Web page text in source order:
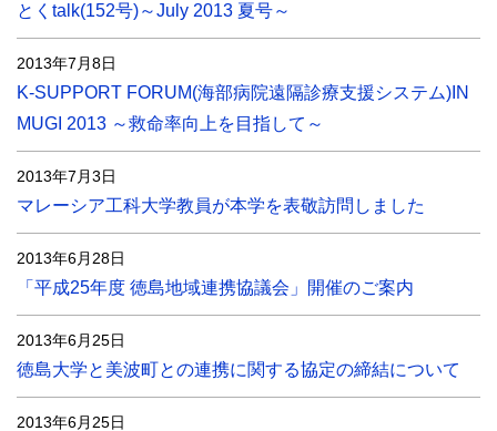
とくtalk(152号)～July 2013 夏号～
2013年7月8日
K-SUPPORT FORUM(海部病院遠隔診療支援システム)IN
MUGI 2013 ～救命率向上を目指して～
2013年7月3日
マレーシア工科大学教員が本学を表敬訪問しました
2013年6月28日
「平成25年度 徳島地域連携協議会」開催のご案内
2013年6月25日
徳島大学と美波町との連携に関する協定の締結について
2013年6月25日